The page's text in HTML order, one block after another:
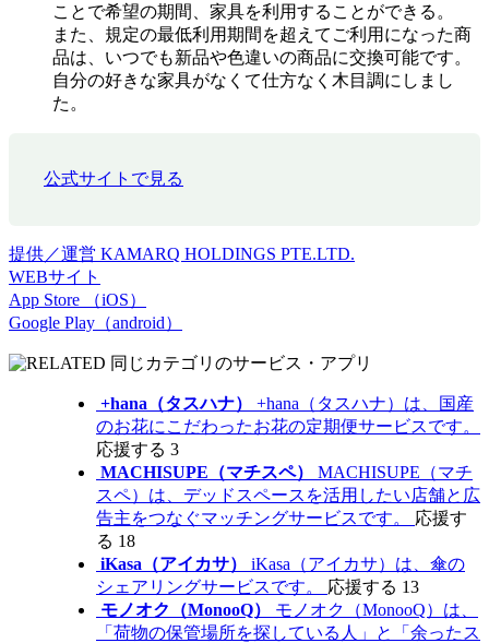
ことで希望の期間、家具を利用することができる。
また、規定の最低利用期間を超えてご利用になった商
品は、いつでも新品や色違いの商品に交換可能です。
自分の好きな家具がなくて仕方なく木目調にしまし
た。
公式サイトで見る
提供／運営 KAMARQ HOLDINGS PTE.LTD.
WEBサイト
App Store （iOS）
Google Play（android）
同じカテゴリのサービス・アプリ
+hana（タスハナ）
+hana（タスハナ）は、国産
のお花にこだわったお花の定期便サービスです。
応援する 3
MACHISUPE（マチスペ）
MACHISUPE（マチ
スペ）は、デッドスペースを活用したい店舗と広
告主をつなぐマッチングサービスです。
応援す
る 18
iKasa（アイカサ）
iKasa（アイカサ）は、傘の
シェアリングサービスです。
応援する 13
モノオク（MonooQ）
モノオク（MonooQ）は、
「荷物の保管場所を探している人」と「余ったス